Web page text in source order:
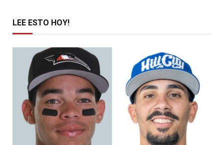
LEE ESTO HOY!